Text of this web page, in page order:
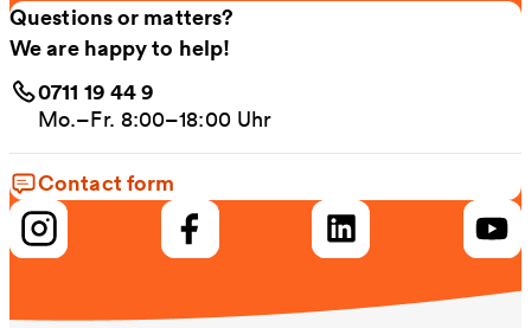
Questions or matters?
We are happy to help!
0711 19 44 9
Mo.–Fr. 8:00–18:00 Uhr
Contact form